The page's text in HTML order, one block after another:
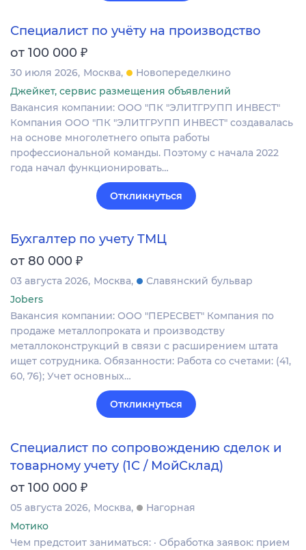
Специалист по учёту на производство
от 100 000 ₽
30 июля 2026 Москва
Новопеределкино
Джейкет, сервис размещения объявлений
Вакансия компании: ООО "ПК "ЭЛИТГРУПП ИНВЕСТ"
Компания ООО "ПК "ЭЛИТГРУПП ИНВЕСТ" создавалась
на основе многолетнего опыта работы
профессиональной команды. Поэтому с начала 2022
года начал функционировать…
Откликнуться
Бухгалтер по учету ТМЦ
от 80 000 ₽
03 августа 2026 Москва
Славянский бульвар
Jobers
Вакансия компании: ООО "ПЕРЕСВЕТ" Компания по
продаже металлопроката и производству
металлоконструкций в связи с расширением штата
ищет сотрудника. Обязанности: Работа со счетами: (41,
60, 76); Учет основных…
Откликнуться
Специалист по сопровождению сделок и
товарному учету (1С / МойСклад)
от 100 000 ₽
05 августа 2026 Москва
Нагорная
Мотико
Чем предстоит заниматься: · Обработка заявок: прием